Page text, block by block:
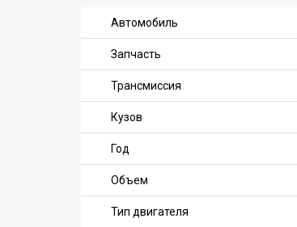
Автомобиль
Запчасть
Трансмиссия
Кузов
Год
Объем
Тип двигателя